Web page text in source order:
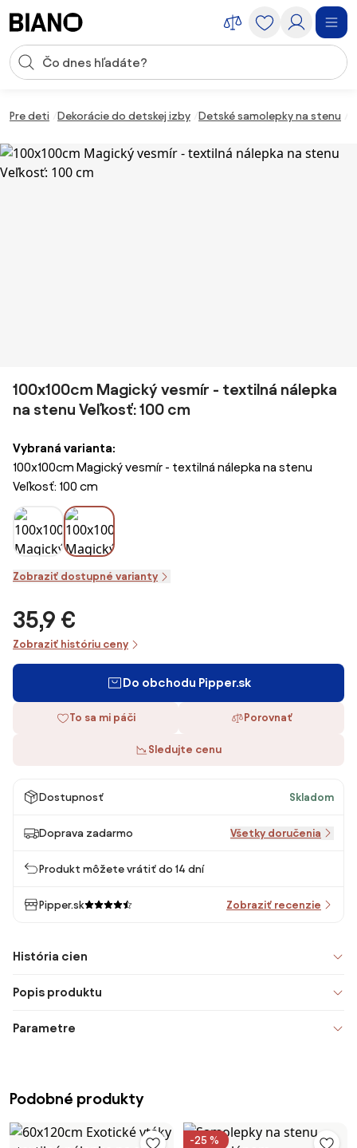
Vstup pre vyhľadávanie
Pre deti Dekorácie do detskej izby Detské samolepky na stenu
100x100cm Magický vesmír - textilná nálepka
na stenu Veľkosť: 100 cm
Vybraná varianta:
100x100cm Magický vesmír - textilná nálepka na stenu
Veľkosť: 100 cm
Zobraziť dostupné varianty
35,9 €
Zobraziť históriu ceny
Do obchodu Pipper.sk
To sa mi páči Porovnať
Sledujte cenu
Dostupnosť Skladom
Doprava zadarmo Všetky doručenia
Produkt môžete vrátiť do 14 dní
Pipper.sk Zobraziť recenzie
História cien
Popis produktu
Parametre
Podobné produkty
-25 %